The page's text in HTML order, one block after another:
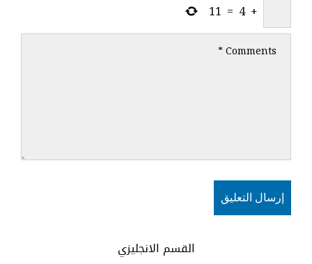
+
4
=
11
القسم الانجليزي